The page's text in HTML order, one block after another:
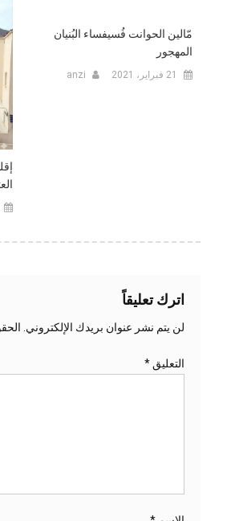
مّالين الحوانت فُسيفساء البُنيان
المهجور
21 فبراير، 2021 anzi
اترك تعليقاً
لن يتم نشر عنوان بريدك الإلكتروني.
التعليق *